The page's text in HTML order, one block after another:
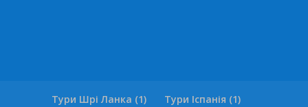
Тури Шрі Ланка (1) Тури Іспанія (1)